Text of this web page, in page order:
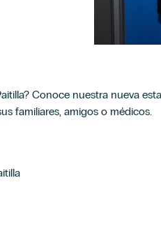
Conoce nuestra nueva
familiares, amigos o médicos.